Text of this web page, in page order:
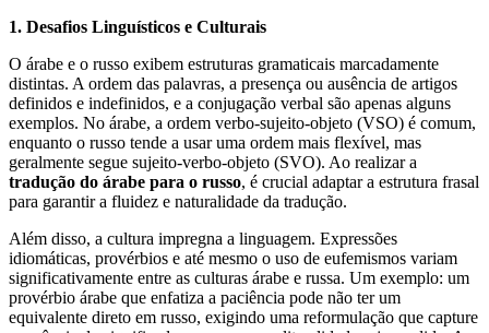
1. Desafios Linguísticos e Culturais
O árabe e o russo exibem estruturas gramaticais marcadamente
distintas. A ordem das palavras, a presença ou ausência de artigos
definidos e indefinidos, e a conjugação verbal são apenas alguns
exemplos. No árabe, a ordem verbo-sujeito-objeto (VSO) é comum,
enquanto o russo tende a usar uma ordem mais flexível, mas
geralmente segue sujeito-verbo-objeto (SVO). Ao realizar a
tradução do árabe para o russo, é crucial adaptar a estrutura frasal
para garantir a fluidez e naturalidade da tradução.
Além disso, a cultura impregna a linguagem. Expressões
idiomáticas, provérbios e até mesmo o uso de eufemismos variam
significativamente entre as culturas árabe e russa. Um exemplo: um
provérbio árabe que enfatiza a paciência pode não ter um
equivalente direto em russo, exigindo uma reformulação que capture